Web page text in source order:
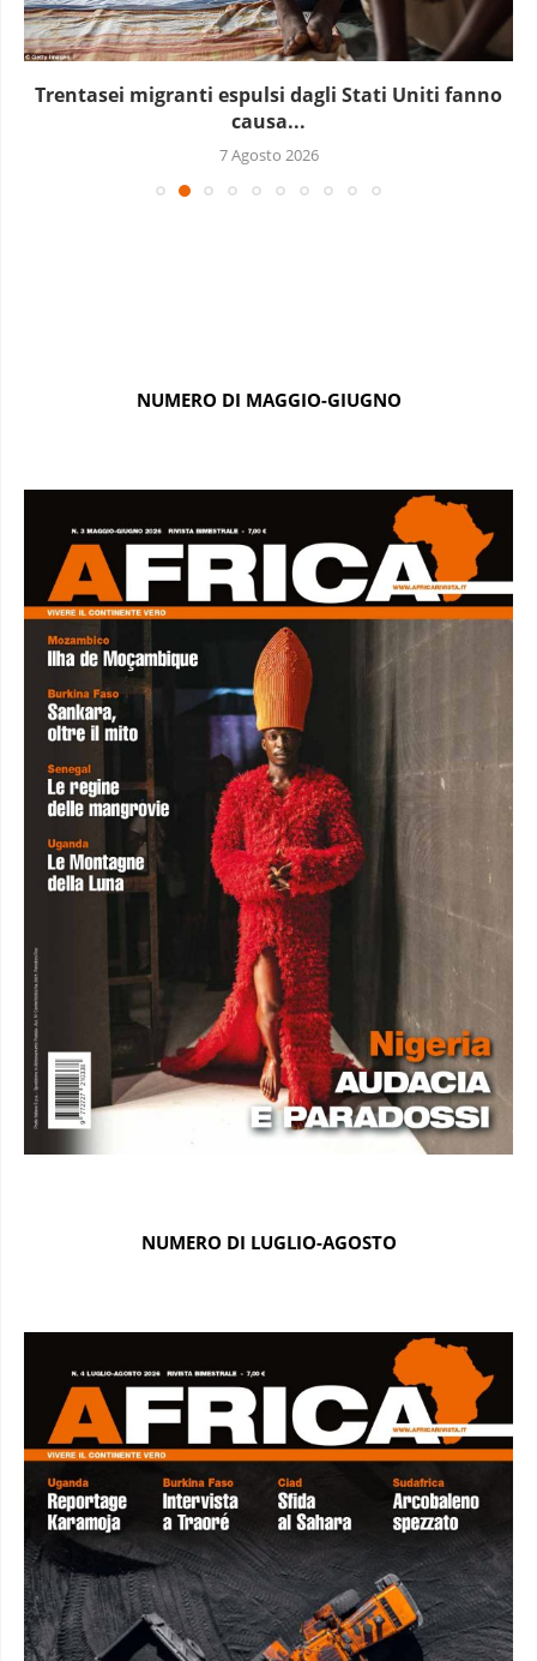
Trentasei migranti espulsi dagli Stati Uniti fanno
causa...
7 Agosto 2026
NUMERO DI MAGGIO-GIUGNO
NUMERO DI LUGLIO-AGOSTO